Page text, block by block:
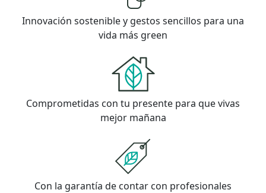
Innovación sostenible y gestos sencillos para una
vida más green
Comprometidas con tu presente para que vivas
mejor mañana
Con la garantía de contar con profesionales